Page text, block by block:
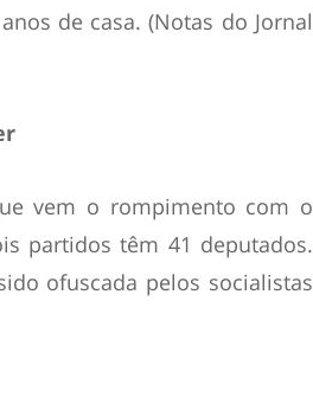
de casa. (Notas do Jornal
vem o rompimento com o
partidos têm 41 deputados.
ofuscada pelos socialistas